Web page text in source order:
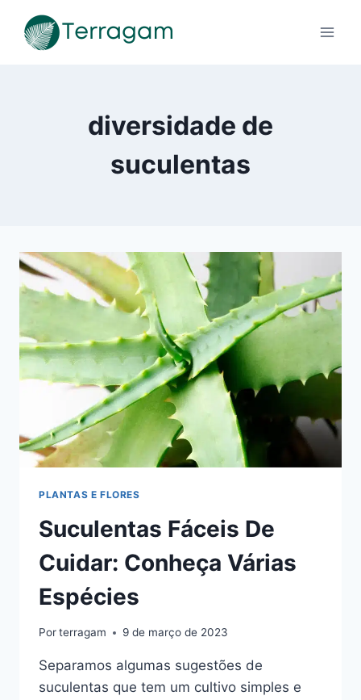
para
diversidade de
suculentas
PLANTAS E FLORES
Suculentas Fáceis De
Cuidar: Conheça Várias
Espécies
Porterragam 9 de março de 2023
Separamos algumas sugestões de
suculentas que tem um cultivo simples e